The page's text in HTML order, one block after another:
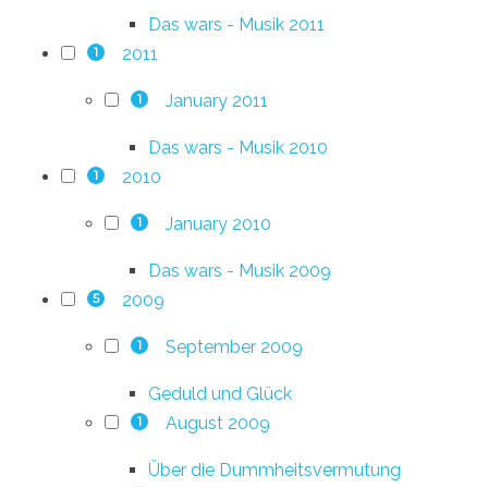
Das wars - Musik 2011
1 2011
1 January 2011
Das wars - Musik 2010
1 2010
1 January 2010
Das wars - Musik 2009
5 2009
1 September 2009
Geduld und Glück
1 August 2009
Über die Dummheitsvermutung